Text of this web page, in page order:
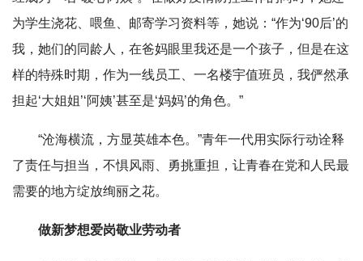
为学生浇花、喂鱼、邮寄学习资料等，她说：“作为‘90后’的
我，她们的同龄人，在爸妈眼里我还是一个孩子，但是在这
样的特殊时期，作为一线员工、一名楼宇值班员，我俨然承
担起‘大姐姐’‘阿姨’甚至是‘妈妈’的角色。”
“沧海横流，方显英雄本色。”青年一代用实际行动诠释
了责任与担当，不惧风雨、勇挑重担，让青春在党和人民最
需要的地方绽放绚丽之花。
做新梦想爱岗敬业劳动者